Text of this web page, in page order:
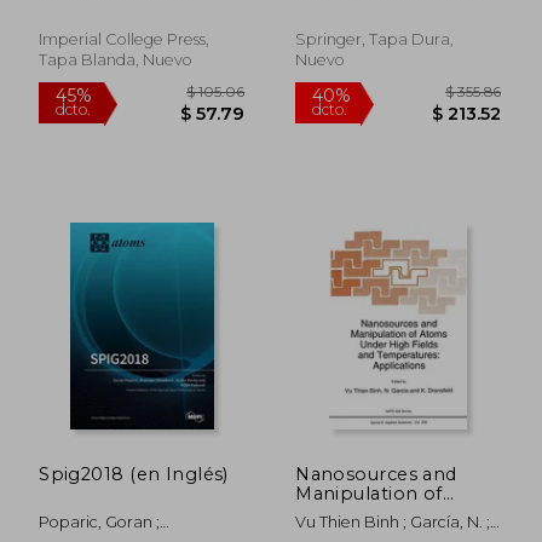
45% 40%
Astronomical Spectra
(en Inglés)
Imperial College Press,
Tapa Blanda, Nuevo
Springer, Tapa Dura,
Nuevo
Spig2018 (en Inglés)
Poparic, Goran ;
Nanosources and
Manipulation of
Atoms Under High
Fields and
Vu Thien Binh ; García, N. ;